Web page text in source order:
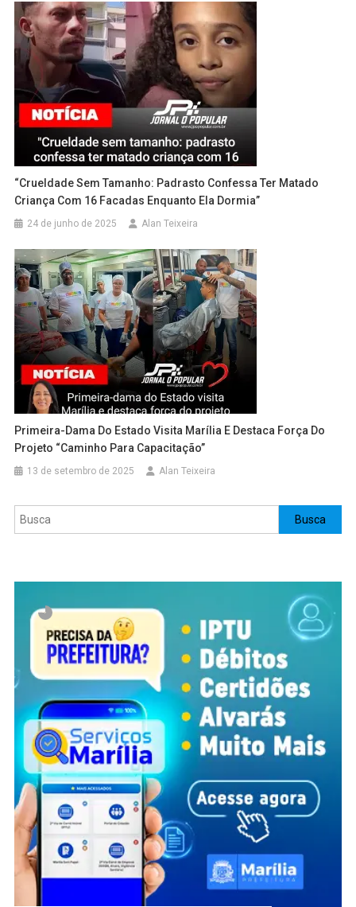
“Crueldade Sem Tamanho: Padrasto Confessa Ter Matado
Criança Com 16 Facadas Enquanto Ela Dormia”
24 de junho de 2025 Alan Teixeira
Primeira-Dama Do Estado Visita Marília E Destaca Força Do
Projeto “Caminho Para Capacitação”
13 de setembro de 2025 Alan Teixeira
Pesquisar Busca